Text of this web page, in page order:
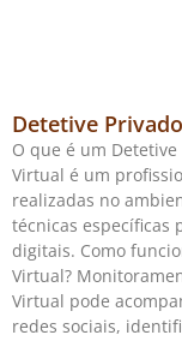
Detetive
O que é um
Virtual é um
realizadas no
técnicas específicas
digitais. Como
Virtual?
Virtual pode
redes sociais,